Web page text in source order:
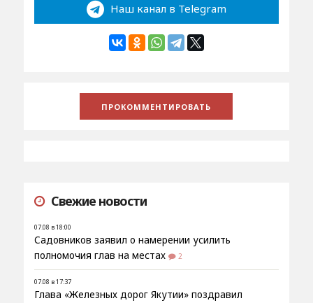
Наш канал в Telegram
Свежие новости
07.08 в 18:00
Садовников заявил о намерении усилить
полномочия глав на местах
2
07.08 в 17:37
Глава «Железных дорог Якутии» поздравил